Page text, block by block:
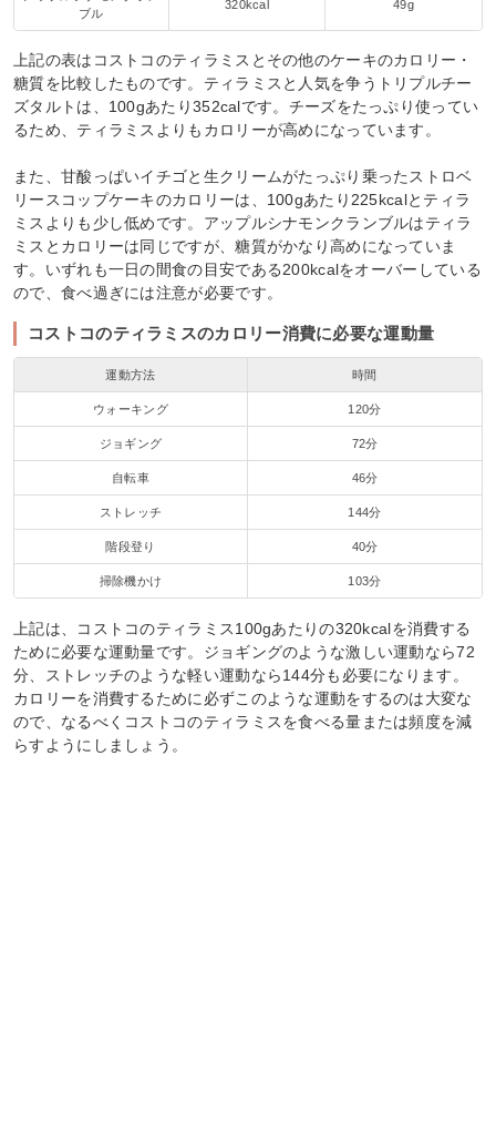
ブル
320kcal 49g
上記の表はコストコのティラミスとその他のケーキのカロリー・
糖質を比較したものです。ティラミスと人気を争うトリプルチー
ズタルトは、100gあたり352calです。チーズをたっぷり使ってい
るため、ティラミスよりもカロリーが高めになっています。
また、甘酸っぱいイチゴと生クリームがたっぷり乗ったストロベ
リースコップケーキのカロリーは、100gあたり225kcalとティラ
ミスよりも少し低めです。アップルシナモンクランブルはティラ
ミスとカロリーは同じですが、糖質がかなり高めになっていま
す。いずれも一日の間食の目安である200kcalをオーバーしている
ので、食べ過ぎには注意が必要です。
コストコのティラミスのカロリー消費に必要な運動量
運動方法 時間
ウォーキング 120分
ジョギング 72分
自転車 46分
ストレッチ 144分
階段登り 40分
掃除機かけ 103分
上記は、コストコのティラミス100gあたりの320kcalを消費する
ために必要な運動量です。ジョギングのような激しい運動なら72
分、ストレッチのような軽い運動なら144分も必要になります。
カロリーを消費するために必ずこのような運動をするのは大変な
ので、なるべくコストコのティラミスを食べる量または頻度を減
らすようにしましょう。